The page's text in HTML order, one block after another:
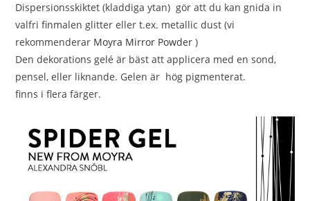
Dispersionsskiktet (kladdiga ytan) gör att du kan gnida in
valfri finmalen glitter eller t.ex. metallic dust (vi
rekommenderar Moyra Mirror Powder )
Den dekorations gelé är bäst att applicera med en sond,
pensel, eller liknande. Gelen är hög pigmenterat.
finns i flera färger.